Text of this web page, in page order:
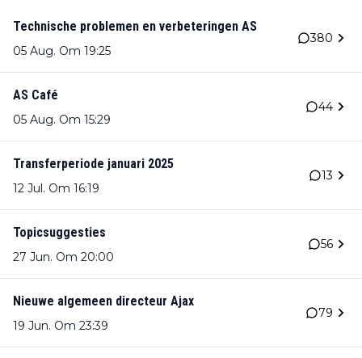
Technische problemen en verbeteringen AS
05 Aug. Om 19:25
380
AS Café
05 Aug. Om 15:29
44
Transferperiode januari 2025
12 Jul. Om 16:19
13
Topicsuggesties
27 Jun. Om 20:00
56
Nieuwe algemeen directeur Ajax
19 Jun. Om 23:39
79